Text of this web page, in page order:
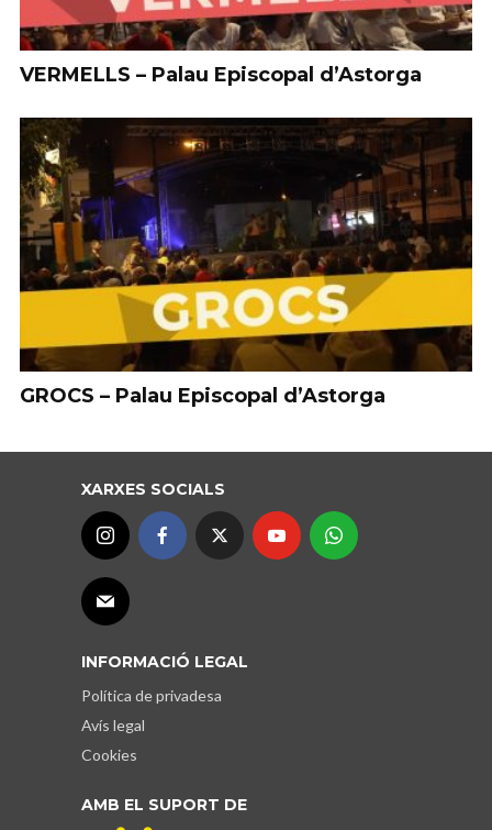
VERMELLS – Palau Episcopal d’Astorga
GROCS – Palau Episcopal d’Astorga
XARXES SOCIALS
INFORMACIÓ LEGAL
Política de privadesa
Avís legal
Cookies
AMB EL SUPORT DE